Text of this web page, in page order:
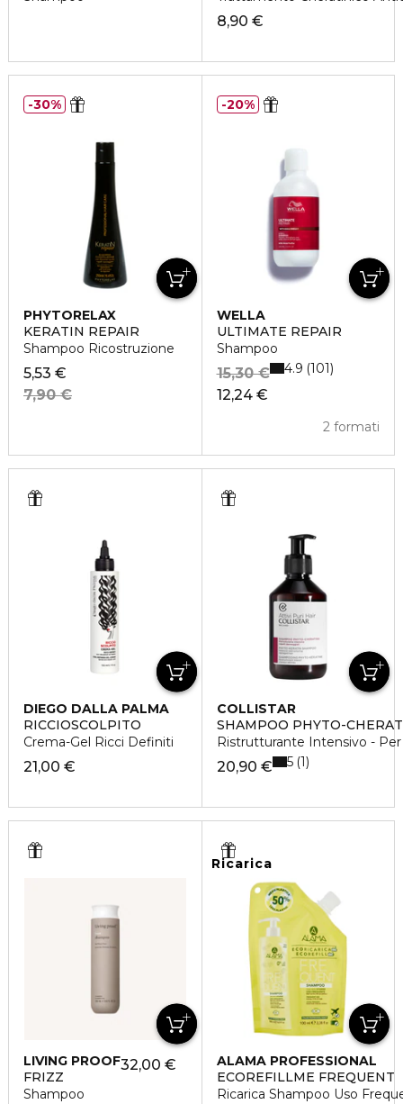
8,90 €
PHYTORELAX
KERATIN REPAIR
Shampoo Ricostruzione
5,53 €
7,90 €
30%
WELLA
ULTIMATE REPAIR
Shampoo
12,24 €
15,30 €
2 formati
4.9 101
20%
DIEGO DALLA PALMA
RICCIOSCOLPITO
Crema-Gel Ricci Definiti
21,00 €
COLLISTAR
SHAMPOO PHYTO-
Ristrutturante Intensivo -
20,90 € 5 1
LIVING PROOF
FRIZZ
Shampoo
32,00 €
Ricarica
ALAMA PROFESSIONAL
ECOREFILLME FREQUENT
Ricarica Shampoo Uso